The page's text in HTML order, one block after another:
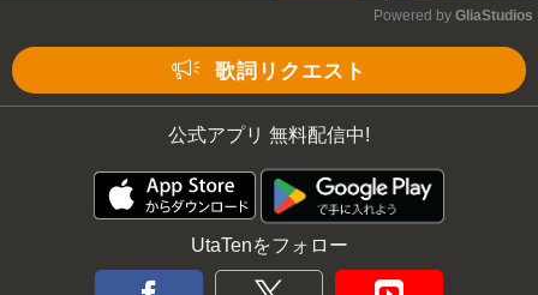
Powered by GliaStudios
歌詞リクエスト
公式アプリ 無料配信中!
UtaTenをフォロー